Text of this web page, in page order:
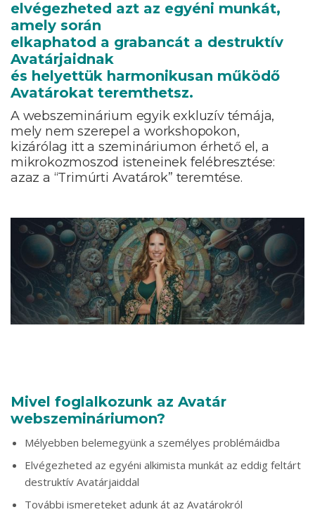
elvégezheted azt az egyéni munkát,
amely során
elkaphatod a grabancát a destruktív
Avatárjaidnak
és helyettük harmonikusan működő
Avatárokat teremthetsz.
A webszeminárium egyik exkluzív témája,
mely nem szerepel a workshopokon,
kizárólag itt a szemináriumon érhető el, a
mikrokozmoszod isteneinek felébresztése:
azaz a “Trimúrti Avatárok” teremtése.
Mivel foglalkozunk az Avatár
webszemináriumon?
Mélyebben belemegyünk a személyes problémáidba
Elvégezheted az egyéni alkimista munkát az eddig feltárt
destruktív Avatárjaiddal
További ismereteket adunk át az Avatárokról